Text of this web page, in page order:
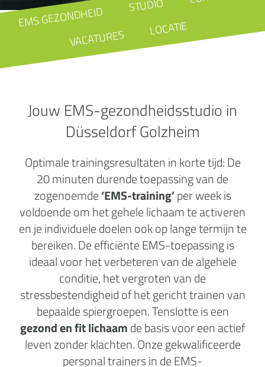
EMS GEZONDHEID STUDIO
VACATURES LOCATIE
Jouw EMS-gezondheidsstudio in
Düsseldorf Golzheim
Optimale trainingsresultaten in korte tijd: De
20 minuten durende toepassing van de
zogenoemde‘EMS-training’per week is
voldoende om het gehele lichaam te activeren
en je individuele doelen ook op lange termijn te
bereiken. De efficiënte EMS-toepassing is
ideaal voor het verbeteren van de algehele
conditie, het vergroten van de
stressbestendigheid of het gericht trainen van
bepaalde spiergroepen. Tenslotte is een
gezond en fit lichaamde basis voor een actief
leven zonder klachten. Onze gekwalificeerde
personal trainers in de EMS-